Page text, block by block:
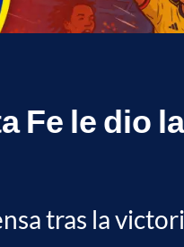
Fe le dio
tras la